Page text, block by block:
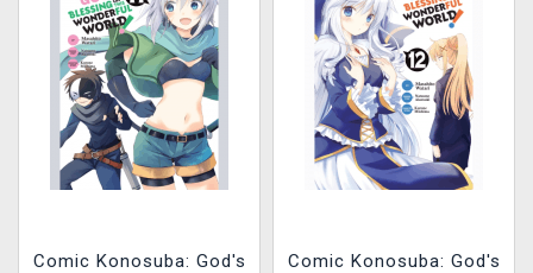
Comic Konosuba: God's
Comic Konosuba: God's